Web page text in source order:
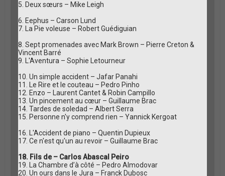
5. Deux sœurs – Mike Leigh
6. Eephus – Carson Lund
7. La Pie voleuse – Robert Guédiguian
8. Sept promenades avec Mark Brown – Pierre Creton &
Vincent Barré
9. L'Aventura – Sophie Letourneur
10. Un simple accident – Jafar Panahi
11. Le Rire et le couteau – Pedro Pinho
12. Enzo – Laurent Cantet & Robin Campillo
13. Un pincement au cœur – Guillaume Brac
14. Tardes de soledad – Albert Serra
15. Personne n'y comprend rien – Yannick Kergoat
16. L'Accident de piano – Quentin Dupieux
17. Ce n'est qu'un au revoir – Guillaume Brac
18. Fils de – Carlos Abascal Peiro
19. La Chambre d’à côté – Pedro Almodovar
20. Un ours dans le Jura – Franck Dubosc